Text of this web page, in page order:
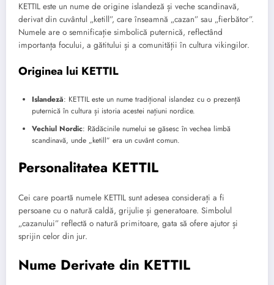
KETTIL este un nume de origine islandeză și veche scandinavă,
derivat din cuvântul „ketill”, care înseamnă „cazan” sau „fierbător”.
Numele are o semnificație simbolică puternică, reflectând
importanța focului, a gătitului și a comunității în cultura vikingilor.
Originea lui KETTIL
Islandeză: KETTIL este un nume tradițional islandez cu o prezență
puternică în cultura și istoria acestei națiuni nordice.
Vechiul Nordic: Rădăcinile numelui se găsesc în vechea limbă
scandinavă, unde „ketill” era un cuvânt comun.
Personalitatea KETTIL
Cei care poartă numele KETTIL sunt adesea considerați a fi
persoane cu o natură caldă, grijulie și generatoare. Simbolul
„cazanului” reflectă o natură primitoare, gata să ofere ajutor și
sprijin celor din jur.
Nume Derivate din KETTIL